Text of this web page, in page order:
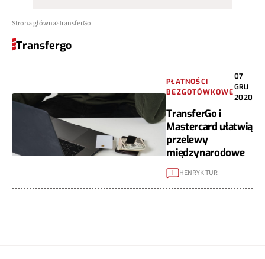
Strona główna TransferGo
Transfergo
PŁATNOŚCI
BEZGOTÓWKOWE
07
GRU
2020
TransferGo i
Mastercard ułatwią
przelewy
międzynarodowe
1 HENRYK TUR